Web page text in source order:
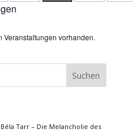
Veranstaltungen vorhanden.
Tarr – Die Melancholie des